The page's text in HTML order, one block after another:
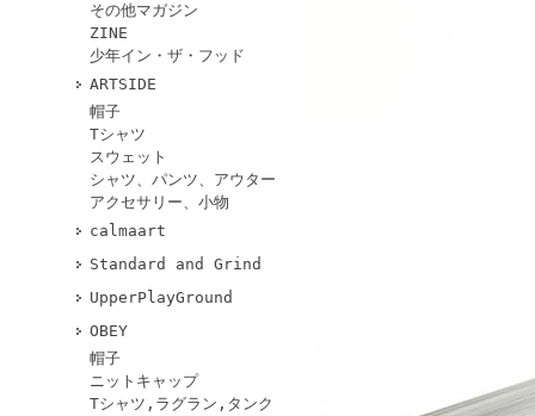
その他マガジン
ZINE
少年イン・ザ・フッド
ARTSIDE
帽子
Tシャツ
スウェット
シャツ、パンツ、アウター
アクセサリー、小物
calmaart
Standard and Grind
UpperPlayGround
OBEY
帽子
ニットキャップ
Tシャツ,ラグラン,タンク